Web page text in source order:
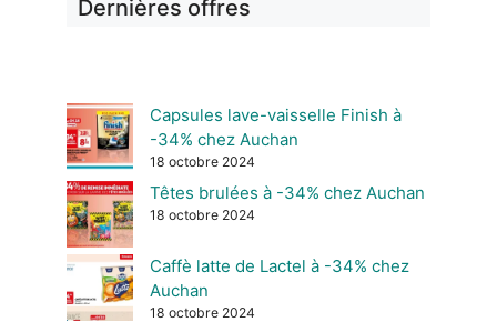
Dernières offres
Capsules lave-vaisselle Finish à
-34% chez Auchan
18 octobre 2024
Têtes brulées à -34% chez Auchan
18 octobre 2024
Caffè latte de Lactel à -34% chez
Auchan
18 octobre 2024